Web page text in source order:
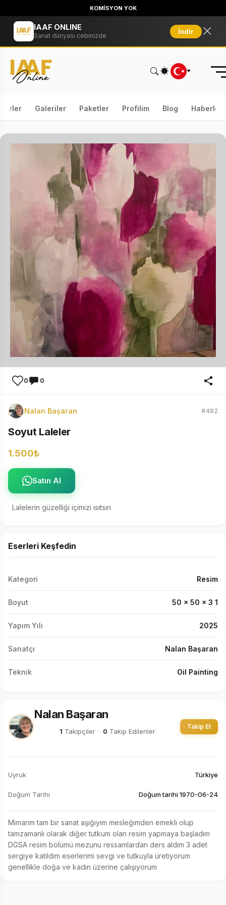
KOMİSYON YOK
IAAF ONLINE
Sanat dünyası cebinizde
İndir
Galeriler Paketler Profilim Blog Haberler
0 0
Nalan Başaran #482
Soyut Laleler
1.500₺
Satın Al
Lalelerin güzelliği içimizi ısıtsın
Eserleri Keşfedin
Kategori Resim
Boyut 50 x 50 x 3 1
Yapım Yılı 2025
Sanatçı Nalan Başaran
Teknik Oil Painting
Nalan Başaran
1 Takipçiler · 0 Takip Edilenler
Takip Et
Uyruk Türkiye
Doğum Tarihi Doğum tarihi 1970-06-24
Mimarım tam bir sanat aşığıyım mesleğimden emekli olup
tamzamanlı olarak diğer tutkum olan resim yapmaya başladım
DGSA resim bölümü mezunu ressamlardan ders aldım 3 adet
sergiye katıldım eserlerimi sevgi ve tutkuyla üretiyorum
genellikle doğa ve kadın üzerine çalışıyorum